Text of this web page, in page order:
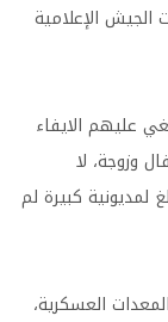
الإعلامية
عليهم الايفاء
وزوجة، لا
لمديونية كبيرة لم
العسكرية،